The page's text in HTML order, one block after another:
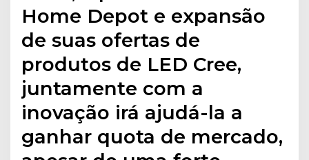
Home Depot e expansão
de suas ofertas de
produtos de LED Cree,
juntamente com a
inovação irá ajudá-la a
ganhar quota de mercado,